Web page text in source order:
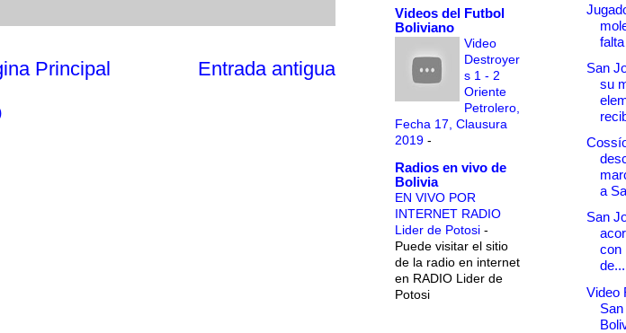
Entrada antigua
Principal
Videos del Futbol
Boliviano
Video
Destroyer
s 1 - 2
Oriente
Petrolero,
Fecha 17, Clausura
2019 -
Radios en vivo de
Bolivia
EN VIVO POR
INTERNET RADIO
Lider de Potosi -
Puede visitar el sitio
de la radio en internet
en RADIO Lider de
Potosi
San
su
a
San
con
de...
Video